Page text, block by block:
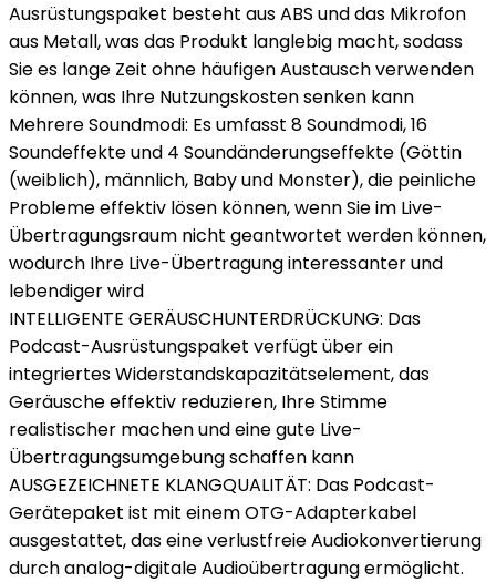
Ausrüstungspaket besteht aus ABS und das Mikrofon
aus Metall, was das Produkt langlebig macht, sodass
Sie es lange Zeit ohne häufigen Austausch verwenden
können, was Ihre Nutzungskosten senken kann
Mehrere Soundmodi: Es umfasst 8 Soundmodi, 16
Soundeffekte und 4 Soundänderungseffekte (Göttin
(weiblich), männlich, Baby und Monster), die peinliche
Probleme effektiv lösen können, wenn Sie im Live-
Übertragungsraum nicht geantwortet werden können,
wodurch Ihre Live-Übertragung interessanter und
lebendiger wird
INTELLIGENTE GERÄUSCHUNTERDRÜCKUNG: Das
Podcast-Ausrüstungspaket verfügt über ein
integriertes Widerstandskapazitätselement, das
Geräusche effektiv reduzieren, Ihre Stimme
realistischer machen und eine gute Live-
Übertragungsumgebung schaffen kann
AUSGEZEICHNETE KLANGQUALITÄT: Das Podcast-
Gerätepaket ist mit einem OTG-Adapterkabel
ausgestattet, das eine verlustfreie Audiokonvertierung
durch analog-digitale Audioübertragung ermöglicht.